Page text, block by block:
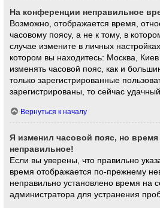
На конференции неправильное
Возможно, отображается время,
часовому поясу, а не к тому, в
случае измените в личных
котором вы находитесь: Москва, Киев
изменять часовой пояс, как и
только зарегистрированные
зарегистрированы, то сейчас
Вернуться к началу
Я изменил часовой пояс, но время
неправильное!
Если вы уверены, что правильно
время отображается по-прежнему
неправильно установлено время на
администратора для устранения